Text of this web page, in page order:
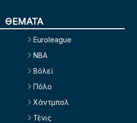
ΘΕΜΑΤΑ
Euroleague
NBA
Βόλεϊ
Πόλο
Χάντμπολ
Τένις